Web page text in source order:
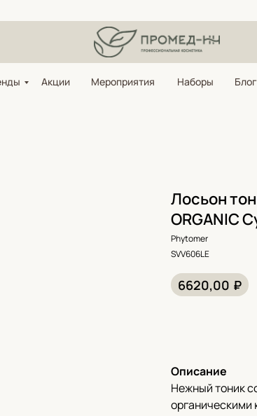
Акции Мероприятия Наборы Блог
Лосьон
ORGANIC
Phytomer
SVV606LE
6620,00 ₽
Описание
Нежный тоник
органическими